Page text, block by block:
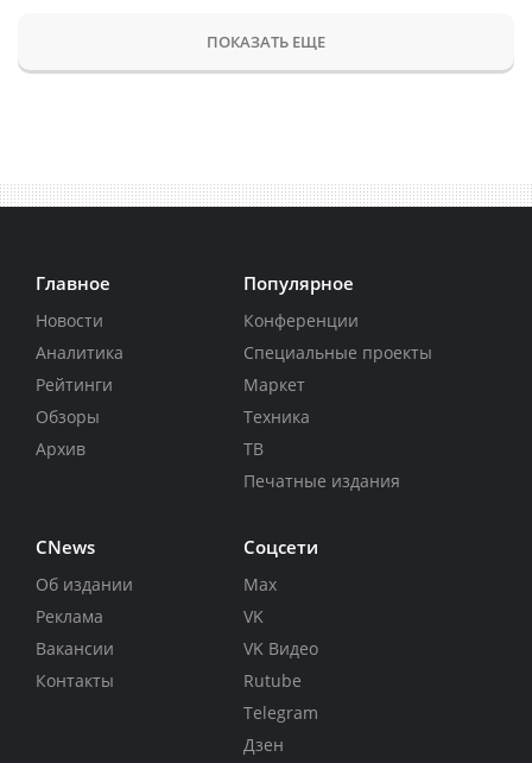
ПОКАЗАТЬ ЕЩЕ
Главное
Новости
Аналитика
Рейтинги
Обзоры
Архив
Популярное
Конференции
Специальные проекты
Маркет
Техника
ТВ
Печатные издания
CNews
Об издании
Реклама
Вакансии
Контакты
Соцсети
Max
VK
VK Видео
Rutube
Telegram
Дзен